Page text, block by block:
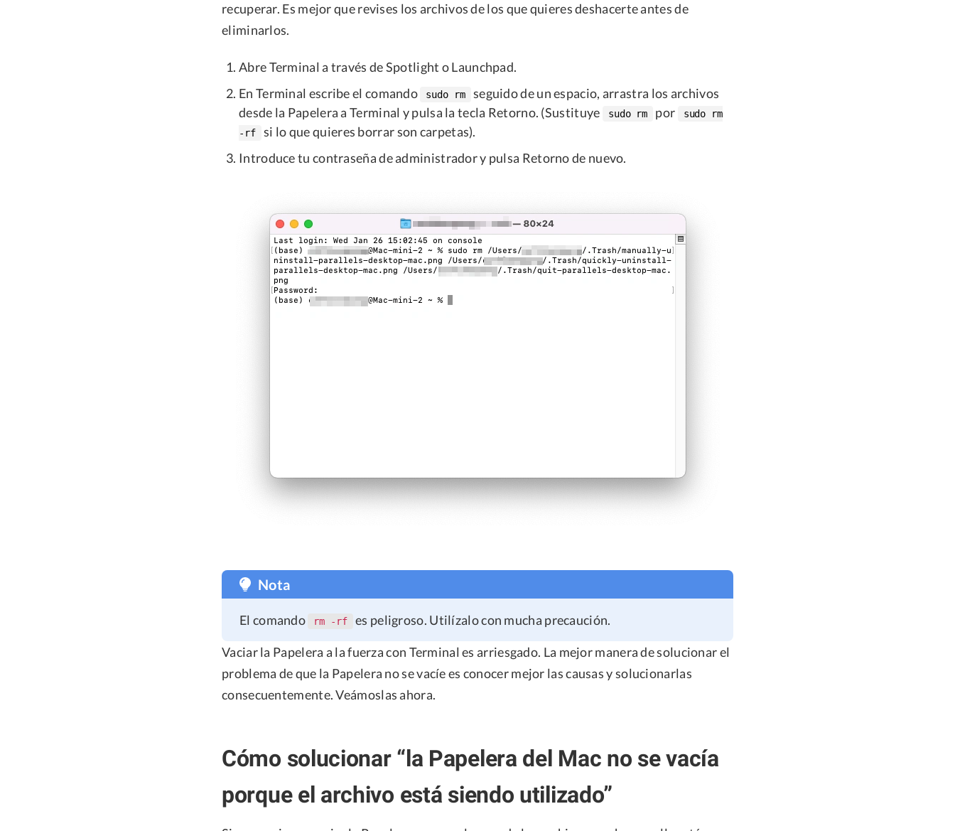
recuperar. Es mejor que revises los archivos de los que quieres deshacerte antes de
eliminarlos.
Abre Terminal a través de Spotlight o Launchpad.
En Terminal escribe el comando
sudo rm
seguido de un espacio, arrastra los archivos
desde la Papelera a Terminal y pulsa la tecla Retorno. (Sustituye
sudo rm por
sudo rm
-rf
si lo que quieres borrar son carpetas).
Introduce tu contraseña de administrador y pulsa Retorno de nuevo.
Nota
El comando rm -rf es peligroso. Utilízalo con mucha precaución.
Vaciar la Papelera a la fuerza con Terminal es arriesgado. La mejor manera de solucionar el
problema de que la Papelera no se vacíe es conocer mejor las causas y solucionarlas
consecuentemente. Veámoslas ahora.
Cómo solucionar “la Papelera del Mac no se vacía
porque el archivo está siendo utilizado”